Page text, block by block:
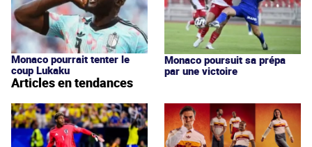
Monaco pourrait tenter le
coup Lukaku
Monaco poursuit sa prépa
par une victoire
Articles en tendances